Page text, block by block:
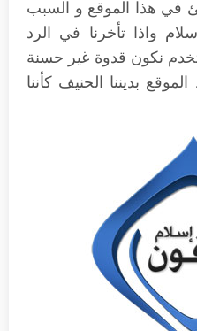
في هذا الموقع و السبب
واذا تأخرنا في الرد
نكون قدوة غير حسنة
بديننا الحنيف كأننا